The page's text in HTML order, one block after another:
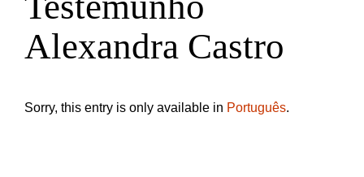
Alexandra Castro
Sorry, this entry is only available in Português.